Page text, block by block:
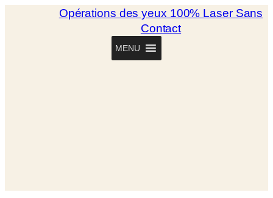
Opérations des yeux 100% Laser Sans
Contact
MENU